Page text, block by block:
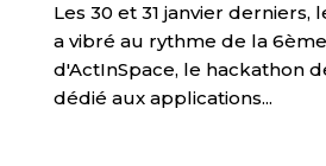
Les 30 et 31 janvier derniers,
a vibré au rythme de la
d'ActInSpace, le hackathon
dédié aux applications...